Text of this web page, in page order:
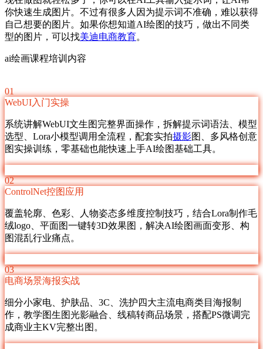
你快速生成图片。不过有很多人因为提示词不准确，难以获得
自己想要的图片。如果你想知道AI绘图的技巧，做出不同类
型的图片，可以找美迪电商教育。
ai绘画课程培训内容
01
WebUI入门实操
系统讲解WebUI文生图完整界面操作，拆解提示词语法、模型
选型、Lora小模型调用全流程，配套实拍摄影图、多风格创意
图实操训练，零基础也能快速上手AI绘图基础工具。
02
ControlNet控图应用
覆盖轮廓、色彩、人物姿态多维度控制技巧，结合Lora制作毛
绒logo、平面图一键转3D效果图，解决AI绘图画面变形、构
图混乱行业痛点。
03
电商场景海报实战
细分小家电、护肤品、3C、洗护四大主流电商类目海报制
作，教学图生图光影融合、线稿转商品场景，搭配PS微调完
成商业主KV完整出图。